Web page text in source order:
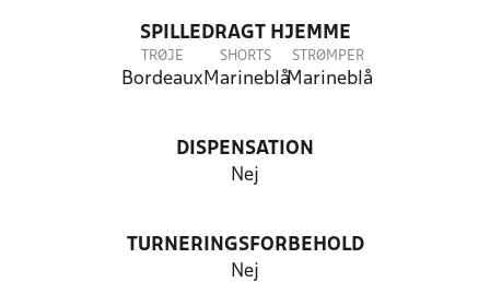
SPILLEDRAGT HJEMME
TRØJE
Bordeaux
SHORTS
Marineblå
STRØMPER
Marineblå
DISPENSATION
Nej
TURNERINGSFORBEHOLD
Nej